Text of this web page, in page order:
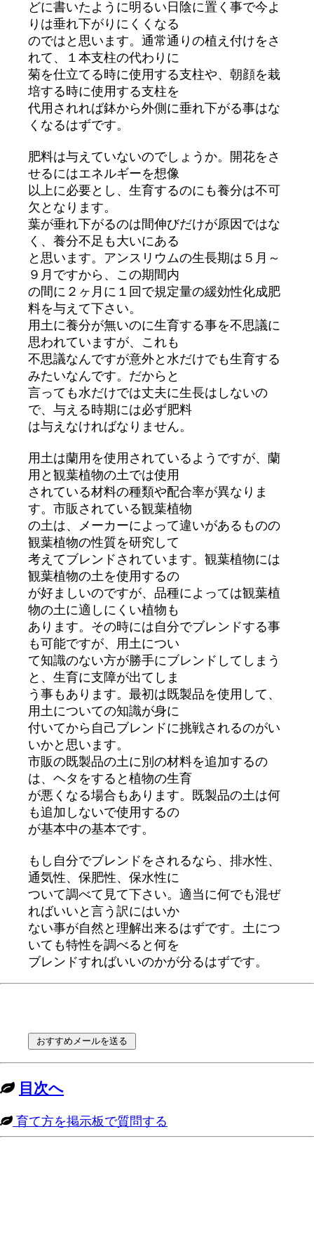
どに書いたように明るい日陰に置く事で今よ
りは垂れ下がりにくくなる
のではと思います。通常通りの植え付けをさ
れて、１本支柱の代わりに
菊を仕立てる時に使用する支柱や、朝顔を栽
培する時に使用する支柱を
代用されれば鉢から外側に垂れ下がる事はな
くなるはずです。
肥料は与えていないのでしょうか。開花をさ
せるにはエネルギーを想像
以上に必要とし、生育するのにも養分は不可
欠となります。
葉が垂れ下がるのは間伸びだけが原因ではな
く、養分不足も大いにある
と思います。アンスリウムの生長期は５月～
９月ですから、この期間内
の間に２ヶ月に１回で規定量の緩効性化成肥
料を与えて下さい。
用土に養分が無いのに生育する事を不思議に
思われていますが、これも
不思議なんですが意外と水だけでも生育する
みたいなんです。だからと
言っても水だけでは丈夫に生長はしないの
で、与える時期には必ず肥料
は与えなければなりません。
用土は蘭用を使用されているようですが、蘭
用と観葉植物の土では使用
されている材料の種類や配合率が異なりま
す。市販されている観葉植物
の土は、メーカーによって違いがあるものの
観葉植物の性質を研究して
考えてブレンドされています。観葉植物には
観葉植物の土を使用するの
が好ましいのですが、品種によっては観葉植
物の土に適しにくい植物も
あります。その時には自分でブレンドする事
も可能ですが、用土につい
て知識のない方が勝手にブレンドしてしまう
と、生育に支障が出てしま
う事もあります。最初は既製品を使用して、
用土についての知識が身に
付いてから自己ブレンドに挑戦されるのがい
いかと思います。
市販の既製品の土に別の材料を追加するの
は、ヘタをすると植物の生育
が悪くなる場合もあります。既製品の土は何
も追加しないで使用するの
が基本中の基本です。
もし自分でブレンドをされるなら、排水性、
通気性、保肥性、保水性に
ついて調べて見て下さい。適当に何でも混ぜ
ればいいと言う訳にはいか
ない事が自然と理解出来るはずです。土につ
いても特性を調べると何を
ブレンドすればいいのかが分るはずです。
目次へ
育て方を掲示板で質問する